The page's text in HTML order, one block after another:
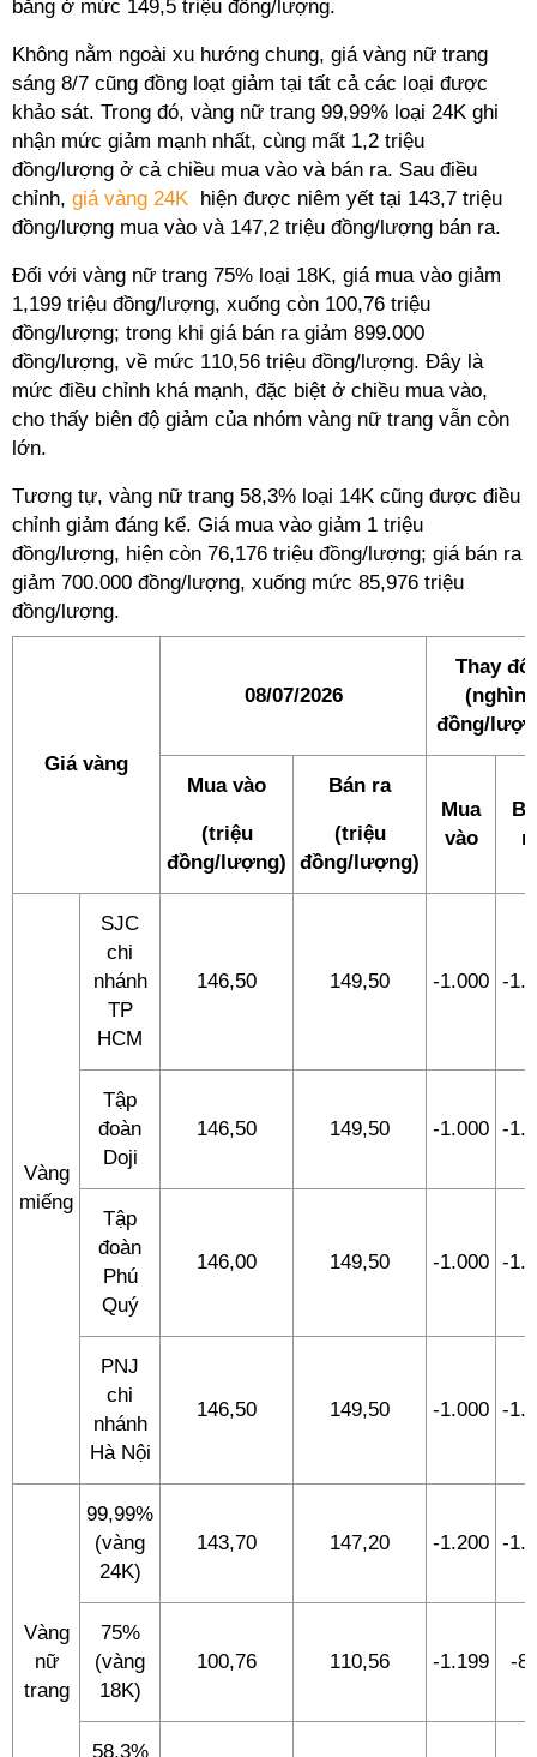
bằng ở mức 149,5 triệu đồng/lượng.
Không nằm ngoài xu hướng chung, giá vàng nữ trang
sáng 8/7 cũng đồng loạt giảm tại tất cả các loại được
khảo sát. Trong đó, vàng nữ trang 99,99% loại 24K ghi
nhận mức giảm mạnh nhất, cùng mất 1,2 triệu
đồng/lượng ở cả chiều mua vào và bán ra. Sau điều
chỉnh, giá vàng 24K hiện được niêm yết tại 143,7 triệu
đồng/lượng mua vào và 147,2 triệu đồng/lượng bán ra.
Đối với vàng nữ trang 75% loại 18K, giá mua vào giảm
1,199 triệu đồng/lượng, xuống còn 100,76 triệu
đồng/lượng; trong khi giá bán ra giảm 899.000
đồng/lượng, về mức 110,56 triệu đồng/lượng. Đây là
mức điều chỉnh khá mạnh, đặc biệt ở chiều mua vào,
cho thấy biên độ giảm của nhóm vàng nữ trang vẫn còn
lớn.
Tương tự, vàng nữ trang 58,3% loại 14K cũng được điều
chỉnh giảm đáng kể. Giá mua vào giảm 1 triệu
đồng/lượng, hiện còn 76,176 triệu đồng/lượng; giá bán ra
giảm 700.000 đồng/lượng, xuống mức 85,976 triệu
đồng/lượng.
Giá vàng
08/07/2026
Thay đổi
(nghìn
đồng/
Mua vào
(triệu
đồng/lượng)
Bán ra
(triệu
đồng/lượng)
Mua
vào
Vàng
miếng
SJC
chi
nhánh
TP
HCM
146,50 149,50 -1.000 -
Tập
đoàn
Doji
146,50 149,50 -1.000 -
Tập
đoàn
Phú
Quý
146,00 149,50 -1.000 -
PNJ
chi
nhánh
Hà Nội
146,50 149,50 -1.000 -
Vàng
nữ
trang
99,99%
(vàng
24K)
143,70 147,20 -1.200 -
75%
(vàng
18K)
100,76 110,56 -1.199 -
58,3%